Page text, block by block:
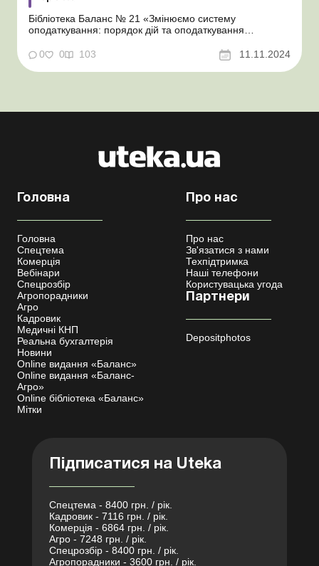
Бібліотека Баланс № 21 «Змінюємо систему
оподаткування: порядок дій та оподаткування
групи платників єдиного податку (далі – ЄП) ми
розповіли в матеріалі «Як перейти із загальної системи
в третю групу єдинників». А тут...
0 0 103 11.11.2024
Головна
Головна
Спецтема
Комерція
Вебінари
Спецрозбір
Агропорадники
Агро
Кадровик
Медичні КНП
Реальна бухгалтерія
Новини
Online видання «Баланс»
Online видання «Баланс-
Агро»
Online бібліотека «Баланс»
Мітки
Про нас
Про нас
Зв'язатися з нами
Техпідтримка
Наші телефони
Користувацька угода
Партнери
Depositphotos
Підписатися на Uteka
Спецтема - 8400 грн. / рік.
Кадровик - 7116 грн. / рік.
Комерція - 6864 грн. / рік.
Агро - 7248 грн. / рік.
Спецрозбір - 8400 грн. / рік.
Агропорадники - 3600 грн. / рік.